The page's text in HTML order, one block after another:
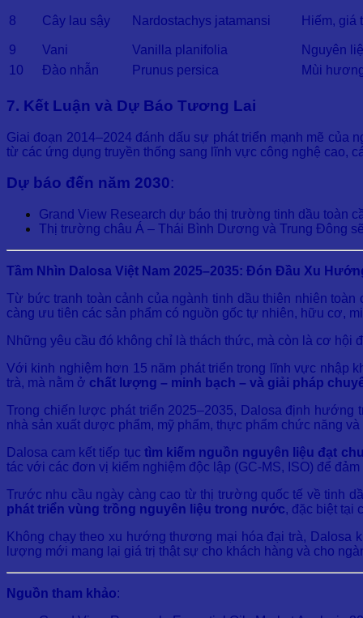
8 Cây lau sậy Nardostachys jatamansi Hiếm, giá
9 Vani Vanilla planifolia
Nguyên
10
Đào nhẫn Prunus persica Mùi
7. Kết Luận và Dự Báo Tương Lai
Giai đoạn 2014–2024 đánh dấu sự phát triển mạnh mẽ của
từ các ứng dụng truyền thống sang lĩnh vực công nghệ cao,
Dự báo đến năm 2030:
Grand View Research dự báo thị trường tinh dầu toàn
Thị trường châu Á – Thái Bình Dương và Trung Đông
Tầm Nhìn Dalosa Việt Nam 2025–2035: Đón Đầu Xu
Từ bức tranh toàn cảnh của ngành tinh dầu thiên nhiên
càng ưu tiên các sản phẩm có nguồn gốc tự nhiên, hữu cơ,
Những yêu cầu đó không chỉ là thách thức, mà còn là cơ
Với kinh nghiệm hơn 15 năm phát triển trong lĩnh vực nhập
trà, mà nằm ở chất lượng – minh bạch – và giải pháp
Trong chiến lược phát triển 2025–2035, Dalosa định hướng
nhà sản xuất dược phẩm, mỹ phẩm, thực phẩm chức năng
Dalosa cam kết tiếp tục tìm kiếm nguồn nguyên liệu đạt
tác với các đơn vị kiểm nghiệm độc lập (GC-MS, ISO) để
Trước nhu cầu ngày càng cao từ thị trường quốc tế về tinh
phát triển vùng trồng nguyên liệu trong nước, đặc biệt tại
Không chạy theo xu hướng thương mại hóa đại trà, Dalosa
lượng mới mang lại giá trị thật sự cho khách hàng và cho
Nguồn tham khảo: